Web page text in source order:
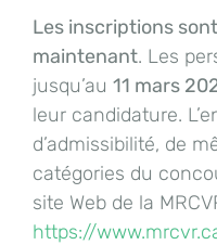
Les inscriptions
maintenant. Les
jusqu’au 11 mars
leur candidature.
d’admissibilité, de
catégories du
site Web de la
https://